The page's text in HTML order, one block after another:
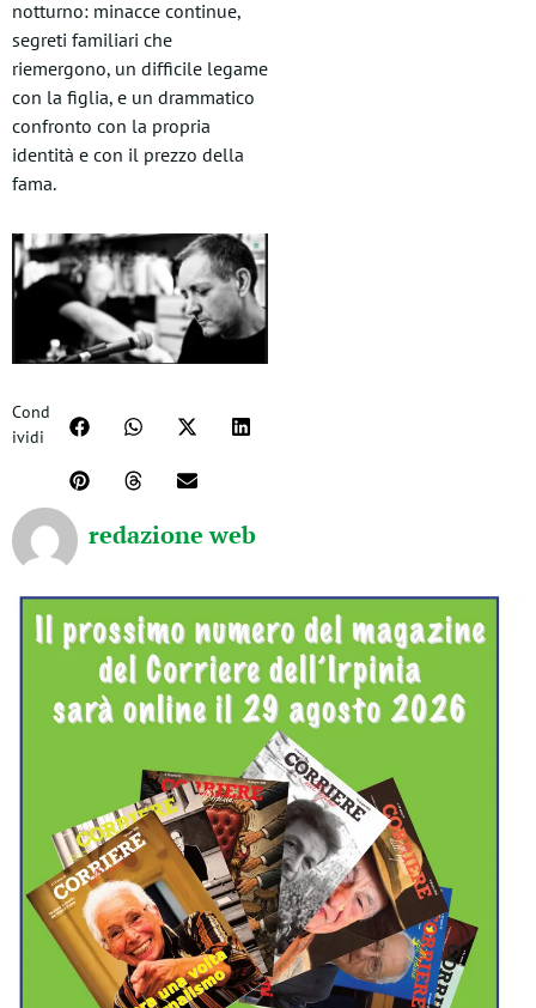
notturno: minacce continue,
segreti familiari che
riemergono, un difficile legame
con la figlia, e un drammatico
confronto con la propria
identità e con il prezzo della
fama.
Cond
ividi
redazione web